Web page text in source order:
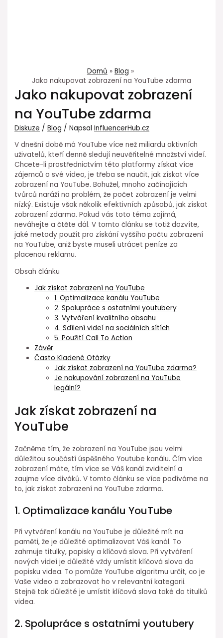
Domů
Blog
Jako nakupovat zobrazení na YouTube zdarma
Jako nakupovat zobrazení
na YouTube zdarma
Diskuze /Blog / NapsalInfluencerHub.cz
V dnešní době má YouTube více než miliardu aktivních
uživatelů, kteří denně sledují neuvěřitelné množství videí.
Chcete-li prostřednictvím této platformy získat více
zájemců o své video, je třeba se naučit, jak získat více
zobrazení na YouTube. Bohužel, mnoho začínajících
tvůrců naráží na problém, že počet zobrazení je velmi
nízký. Existuje však několik efektivních způsobů, jak získat
zobrazení zdarma. Pokud vás toto téma zajímá,
neváhejte a čtěte dál. V tomto článku se totiž dozvíte,
jaké metody použít pro získání vyššího počtu zobrazení
na YouTube, aniž byste museli utrácet peníze za
placenou reklamu.
Obsah článku
Jak získat zobrazení na YouTube
1. Optimalizace kanálu YouTube
2. Spolupráce s ostatními youtubery
3. Vytváření kvalitního obsahu
4. Sdílení videí na sociálních sítích
5. Použití Call To Action
Závěr
Často Kladené Otázky
Jak získat zobrazení na YouTube zdarma?
Je nakupování zobrazení na YouTube
legální?
Jak získat zobrazení na
YouTube
Začněme tím, že zobrazení na YouTube jsou velmi
důležitou součástí úspěšného Youtube kanálu. Čím více
zobrazení máte, tím více se Váš kanál zviditelní a
zaujme více diváků. V tomto článku se více podíváme na
to, jak získat zobrazení na YouTube zdarma.
1. Optimalizace kanálu YouTube
Při vytváření kanálu na YouTube je důležité mít na
paměti, že je důležité optimalizovat Váš kanál. To
zahrnuje titulky, popisky a klíčová slova. Při vytváření
nových videí je důležité vždy umístit klíčová slova do
popisku videa. To pomůže YouTube algoritmu určit, co je
Vaše video a zobrazovat ho v relevantní kategorii.
Stejně tak důležité je umístit klíčová slova také do titulků
videa.
2. Spolupráce s ostatními youtubery